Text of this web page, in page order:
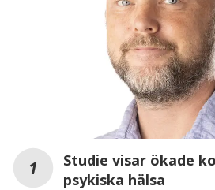
Studie visar ökade
psykiska hälsa